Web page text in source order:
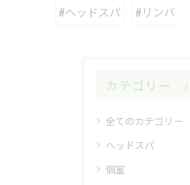
#ヘッドスパ #リンパ
カテゴリー
全てのカテゴリー
ヘッドスパ
個室